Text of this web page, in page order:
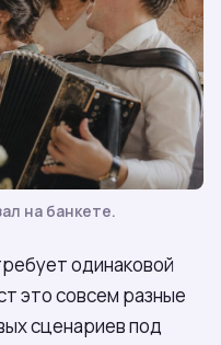
на банкете.
одинаковой
это совсем разные
сценариев под